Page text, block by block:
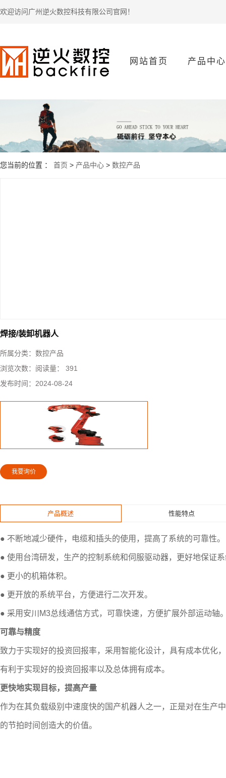
欢迎访问广州逆火数控科技有限公司官网！
网站首页 产品中心
您当前的位置 ： 首页 > 产品中心 > 数控产品
焊接/装卸机器人
所属分类： 数控产品
浏览次数： 阅读量： 391
发布时间： 2024-08-24
我要询价
产品概述 性能特点
● 不断地减少硬件，电缆和插头的使用，提高了系统的可靠性。
● 使用台湾研发，生产的控制系统和伺服驱动器，更好地保证
● 更小的机箱体积。
● 更开放的系统平台，方便进行二次开发。
● 采用安川M3总线通信方式，可靠快速，方便扩展外部运动轴
可靠与精度
致力于实现好的投资回报率，采用智能化设计，具有成本优化
有利于实现好的投资回报率以及总体拥有成本。
更快地实现目标，提高产量
作为在其负载级别中速度快的国产机器人之一，正是对在生产
的节拍时间创造大的价值。